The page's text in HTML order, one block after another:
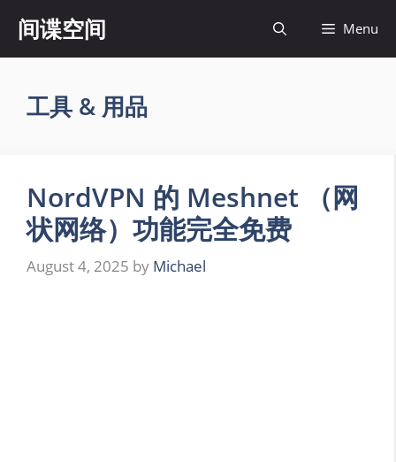
content
间谍空间 Menu
工具 & 用品
NordVPN 的 Meshnet （网
状网络）功能完全免费
August 4, 2025 by Michael